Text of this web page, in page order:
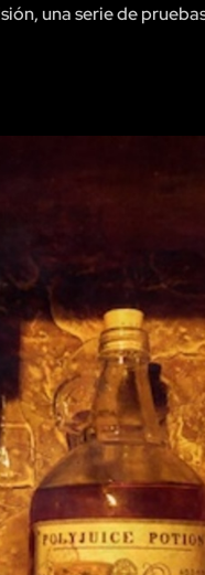
una serie de